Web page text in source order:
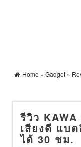
Home » Gadget »
รีวิว
เสียงดี แบ
ได้ 30 ชม.